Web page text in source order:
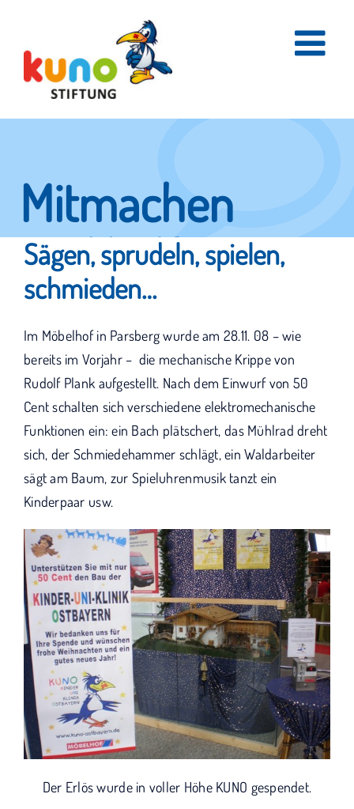
content
Mitmachen
und helfen.
Hier erfahren Sie, wie fleißige Helfer
KUNO bisher unterstützt haben.
Sägen, sprudeln, spielen,
schmieden…
Im Möbelhof in Parsberg wurde am 28.11. 08 – wie
bereits im Vorjahr – die mechanische Krippe von
Rudolf Plank aufgestellt. Nach dem Einwurf von 50
Cent schalten sich verschiedene elektromechanische
Funktionen ein: ein Bach plätschert, das Mühlrad dreht
sich, der Schmiedehammer schlägt, ein Waldarbeiter
sägt am Baum, zur Spieluhrenmusik tanzt ein
Kinderpaar usw.
Der Erlös wurde in voller Höhe KUNO gespendet.